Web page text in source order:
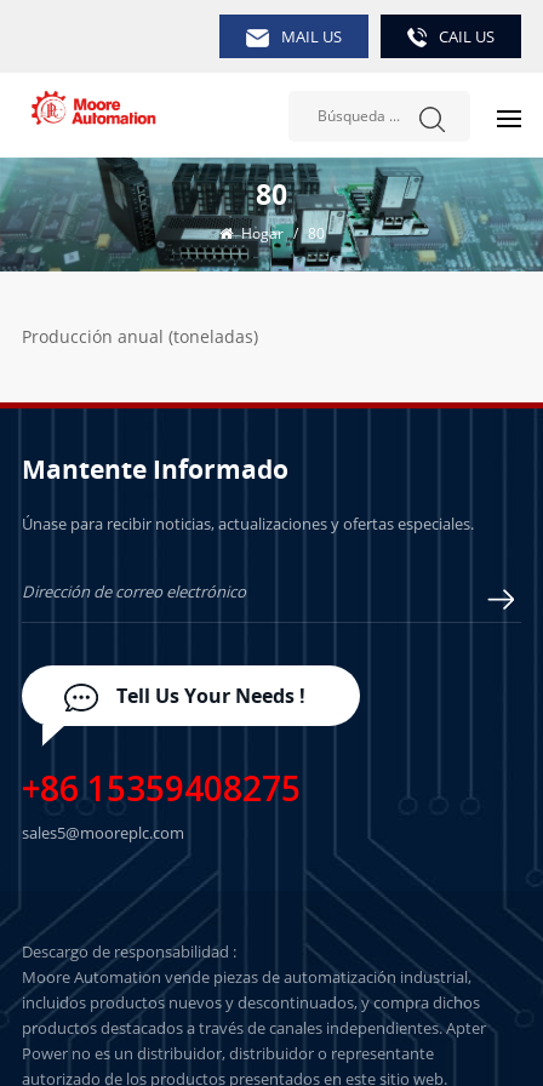
MAIL US CAIL US
80
Hogar / 80
Producción anual (toneladas)
Mantente Informado
Únase para recibir noticias, actualizaciones y ofertas especiales.
Tell Us Your Needs !
+86 15359408275
sales5@mooreplc.com
Descargo de responsabilidad :
Moore Automation vende piezas de automatización industrial,
incluidos productos nuevos y descontinuados, y compra dichos
productos destacados a través de canales independientes. Apter
Power no es un distribuidor, distribuidor o representante
autorizado de los productos presentados en este sitio web.